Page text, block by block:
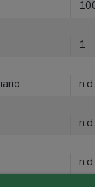
1
n.d.
n.d.
n.d.